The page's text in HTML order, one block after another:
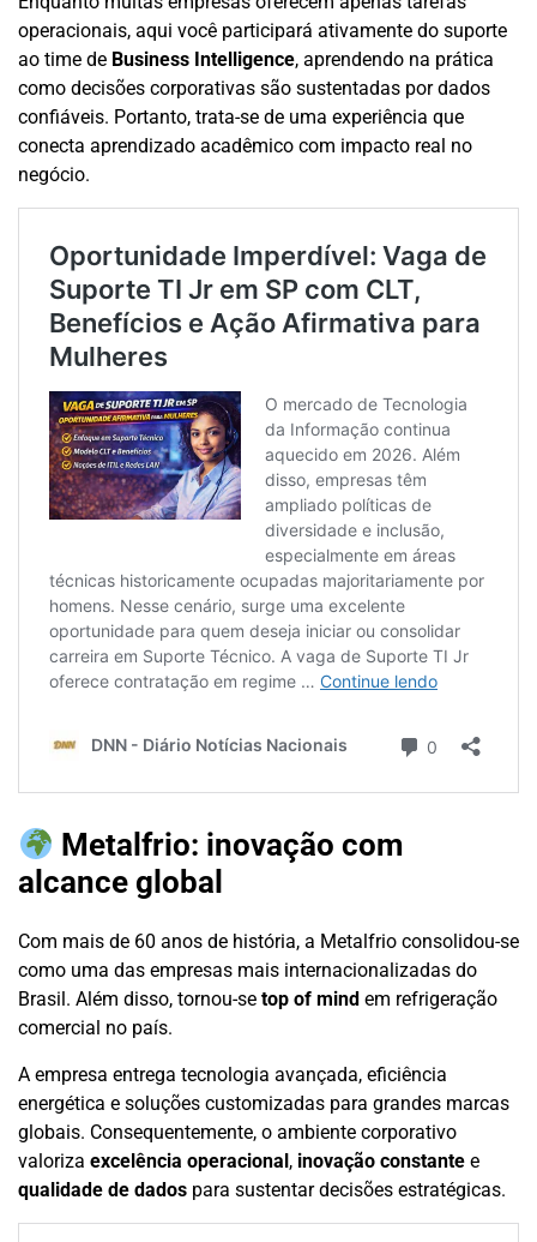
operacionais, aqui você participará ativamente do suporte
ao time de Business Intelligence, aprendendo na prática
como decisões corporativas são sustentadas por dados
confiáveis. Portanto, trata-se de uma experiência que
conecta aprendizado acadêmico com impacto real no
negócio.
Metalfrio: inovação com
alcance global
Com mais de 60 anos de história, a Metalfrio consolidou-se
como uma das empresas mais internacionalizadas do
Brasil. Além disso, tornou-se top of mind em refrigeração
comercial no país.
A empresa entrega tecnologia avançada, eficiência
energética e soluções customizadas para grandes marcas
globais. Consequentemente, o ambiente corporativo
valoriza excelência operacional, inovação constante e
qualidade de dados para sustentar decisões estratégicas.